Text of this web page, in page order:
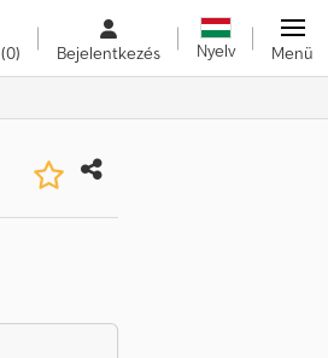
(0) Bejelentkezés Nyelv Menü